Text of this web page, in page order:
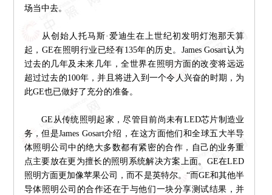
场当中去。
从创始人托马斯·爱迪生在上世纪初发明灯泡那天算
起，GE在照明行业已经有135年的历史。James Gosart认为
过去的几年及未来几年，全世界在照明方面的改变将远远
超过过去的100年，并且将进入到一个令人兴奋的时期，为
此GE也已做好了充分的准备。
GE从传统照明起家，尽管目前尚未有LED芯片制造业
务，但是James Gosart介绍，在这方面他们和全球五大半导
体照明公司中的绝大多数都有紧密的合作，自己的业务重
点主要放在更为擅长的照明系统解决方案上面。GE在LED
照明方面更加像苹果公司，而不是英特尔。“而GE和其他半
导体照明公司的合作还在于与他们一块分享测试结果，并